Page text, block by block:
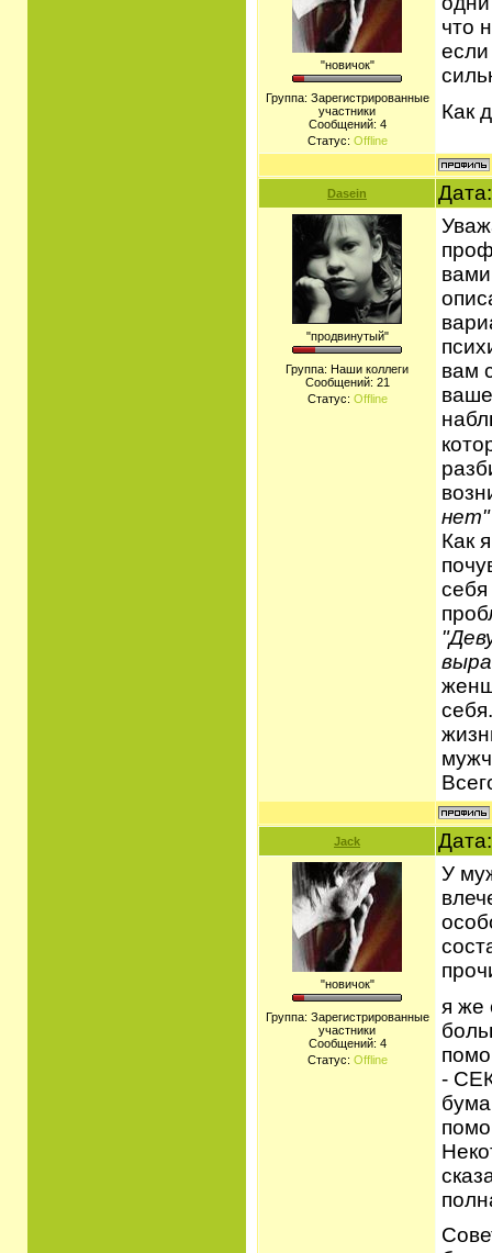
"новичок"
Группа: Зарегистрированные
участники
Сообщений: 4
Статус: Offline
что
Как
Dasein
"продвинутый"
Группа: Наши коллеги
Сообщений: 21
Статус: Offline
вам
нет"
Как
Jack
"новичок"
Группа: Зарегистрированные
участники
Сообщений: 4
Статус: Offline
У
я же
-